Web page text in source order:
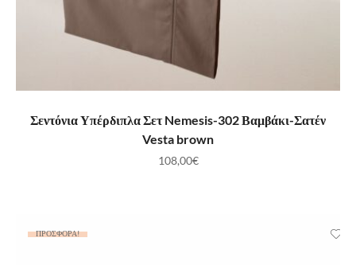
ΠΡΟΣΘΉΚΗ ΣΤΟ ΚΑΛΆΘΙ
Σεντόνια Υπέρδιπλα Σετ Nemesis-302 Βαμβάκι-Σατέν
Vesta brown
108,00€
ΠΡΟΣΦΟΡΆ!